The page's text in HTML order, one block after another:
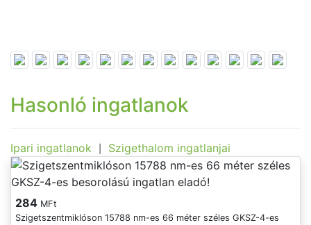
Hasonló ingatlanok
Ipari ingatlanok Szigethalom ingatlanjai
284 MFt
Szigetszentmiklóson 15788 nm-es 66 méter széles GKSZ-4-es